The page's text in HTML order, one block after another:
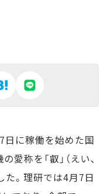
日に稼働を始めた国
称を「叡」（えい、
た。理研では4月7日